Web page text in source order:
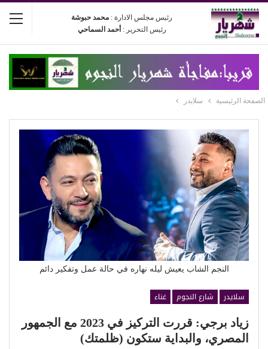
رئيس مجلس الادارة : محمد حبوشة
رئيس التحرير : أحمد السماحي
الصفحة الرئيسية سلايدر
النجم الشاب يعيش ليله نهاره في حالة عمل وتفكير دائم
سلايدر شارع النجوم
غناء
زياد برجي: قررت التركيز في 2023 مع الجمهور
المصري، والبداية ستكون (ظلمتك)